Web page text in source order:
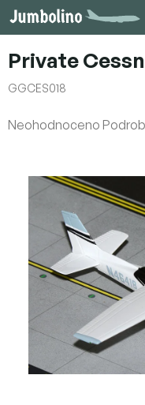
Přejít
na
Private
GGCES018
Průměrné
hvězdiček.
Neohodnoceno